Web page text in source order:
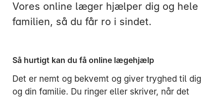
Vores online læger hjælper dig og hele
familien, så du får ro i sindet.
Så hurtigt kan du få online lægehjælp
Det er nemt og bekvemt og giver tryghed til dig
og din familie. Du ringer eller skriver, når det